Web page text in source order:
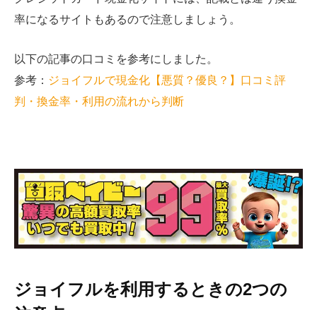
率になるサイトもあるので注意しましょう。
以下の記事の口コミを参考にしました。
参考： ジョイフルで現金化【悪質？優良？】口コミ評
判・換金率・利用の流れから判断
ジョイフルを利用するときの2つの